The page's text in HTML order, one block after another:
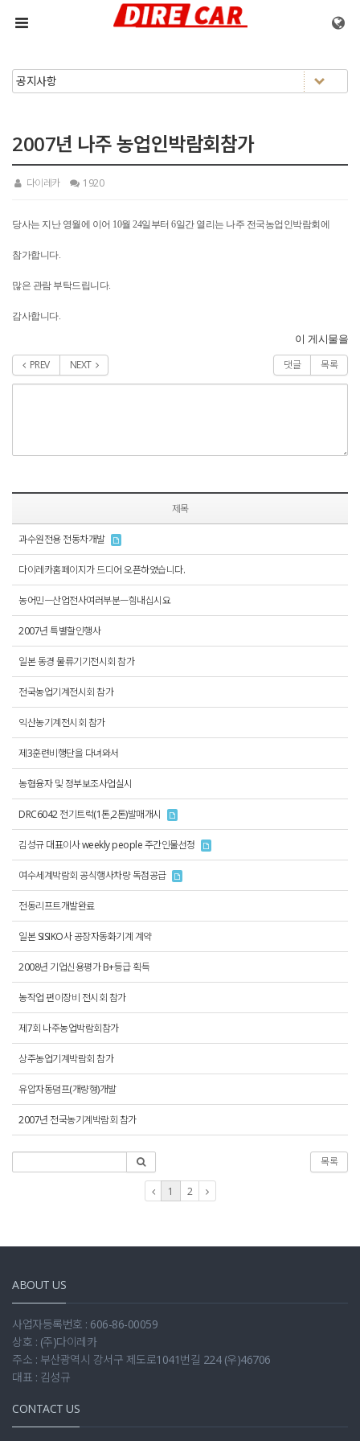
메뉴 건너뛰기
2007년 나주 농업인박람회참가
다이레카 1920
당사는 지난 영월에 이어 10월 24일부터 6일간 열리는 나주 전국농업인박람회에
참가합니다.
많은 관람 부탁드립니다.
감사합니다.
이 게시물을
PREV NEXT 댓글 목록
제목
과수원전용 전동차개발
다이레카홈페이지가 드디어 오픈하였습니다.
농어민ㅡ산업전사여러부분ㅡ힘내십시요
2007년 특별할인행사
일본 동경 물류기기전시회 참가
전국농업기계전시회 참가
익산농기계전시회 참가
제3훈련비행단을 다녀와서
농협융자 및 정부보조사업실시
DRC6042 전기트럭(1톤,2톤)발매개시
김성규 대표이사 weekly people 주간인물선정
여수세계박람회 공식행사차량 독점공급
전동리프트개발완료
일본 SISIKO사 공장자동화기계 계약
2008년 기업신용평가 B+등급 획득
농작업 편이장비 전시회 참가
제7회 나주농업박람회참가
상주농업기계박람회 참가
유압자동덤프(개량형)개발
2007년 전국농기계박람회 참가
목록
1 2
ABOUT US
사업자등록번호 : 606-86-00059
상호 : (주)다이레카
주소 : 부산광역시 강서구 제도로1041번길 224 (우)46706
대표 : 김성규
CONTACT US